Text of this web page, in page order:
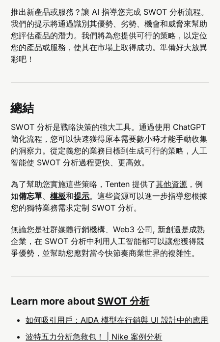
推出新產品或服務？讓 AI 指導您完成 SWOT 分析流程。
我們的提示將通過識別其優勢、劣勢、機會和威脅來幫助
您評估產品的潛力。我們將為您提供可行的策略，以定位
您的產品或服務，使其在市場上取得成功。準備好大放異
彩吧！
總結
SWOT 分析是戰略決策的強大工具。通過使用 ChatGPT
簡化流程，您可以快速獲得原本需要數小時才能手動收集
的洞察力。從定義您的業務目標到生成可行的策略，人工
智能使 SWOT 分析過程更快、更高效。
為了幫助您實施這些策略，Tenten 提供了其他資源 ，例
如備忘單 、模板和提示。這些資源可以進一步指導您根據
您的獨特業務需求定制 SWOT 分析。
無論您是社群媒體行銷機構、Web3 公司, 新創還是成熟
企業，在 SWOT 分析中利用人工智能都可以讓您獲得競
爭優勢，並幫助您應對當今快節奏商業世界的複雜性。
Learn more about SWOT 分析
如何吸引用戶：AIDA 模型在行銷與 UI 設計中的應用
波特五力分析急救包！ | Nike 案例分析